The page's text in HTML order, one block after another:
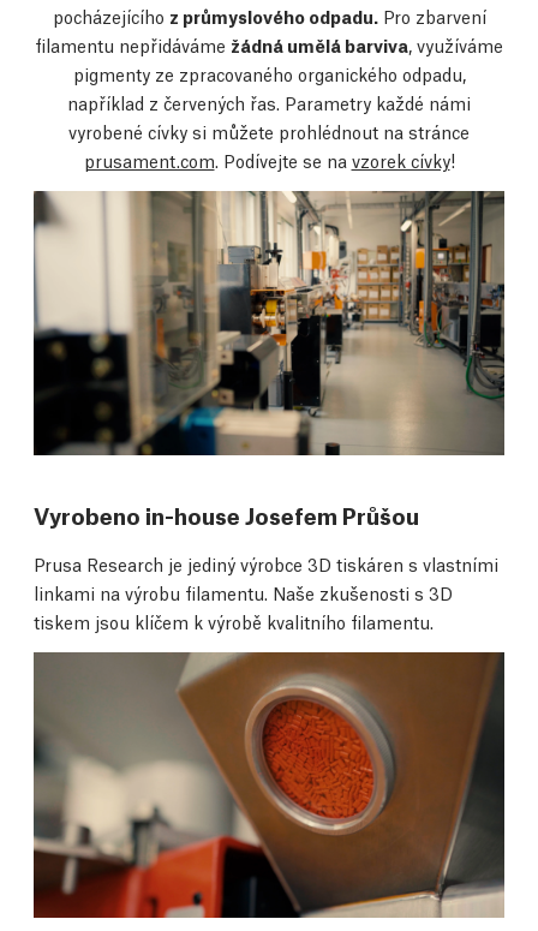
pocházejícího z průmyslového odpadu. Pro zbarvení
filamentu nepřidáváme žádná umělá barviva , využíváme
pigmenty ze zpracovaného organického odpadu,
například z červených řas. Parametry každé námi
vyrobené cívky si můžete prohlédnout na stránce
prusament.com . Podívejte se na vzorek cívky!
Vyrobeno in-house Josefem Průšou
Prusa Research je jediný výrobce 3D tiskáren s vlastními
linkami na výrobu filamentu. Naše zkušenosti s 3D
tiskem jsou klíčem k výrobě kvalitního filamentu.